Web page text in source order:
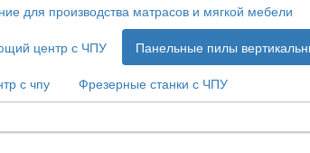
для производства матрасов и мягкой мебели
центр с ЧПУ
Панельные пилы
с чпу Фрезерные станки с ЧПУ